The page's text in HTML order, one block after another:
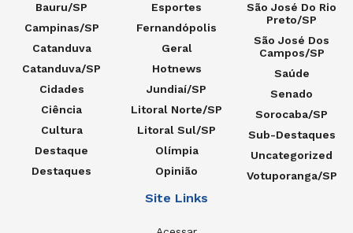
Bauru/SP
Campinas/SP
Catanduva
Catanduva/SP
Cidades
Ciência
Cultura
Destaque
Destaques
Esportes
Fernandópolis
Geral
Hotnews
Jundiaí/SP
Litoral Norte/SP
Litoral Sul/SP
Olímpia
Opinião
São José Do Rio
Preto/SP
São José Dos
Campos/SP
Saúde
Senado
Sorocaba/SP
Sub-Destaques
Uncategorized
Votuporanga/SP
Site Links